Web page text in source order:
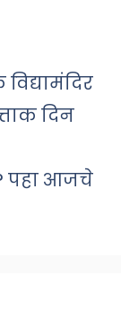
दिन
पहा आजचे